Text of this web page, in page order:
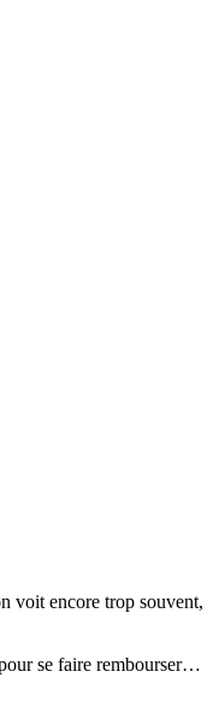
voit encore trop souvent,
se faire rembourser…